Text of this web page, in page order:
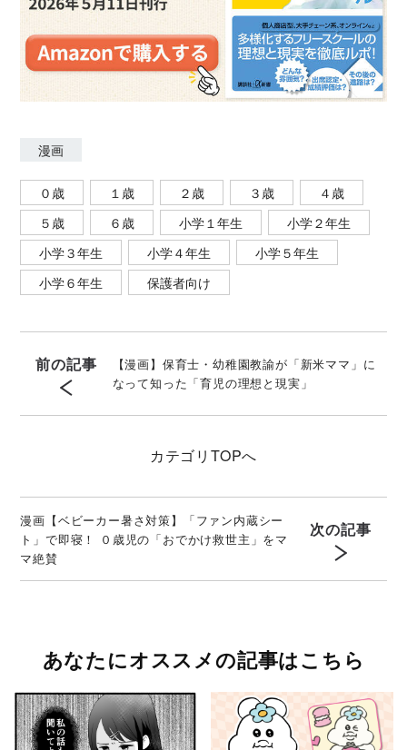
漫画
０歳 １歳 ２歳 ３歳
４歳
５歳
６歳 小学１年生
小学２年生
小学３年生
小学４年生
小学５年生
小学６年生
保護者向け
前の記事
【漫画】保育士・幼稚園教諭が「新米ママ」に
なって知った「育児の理想と現実」
カテゴリ TOPへ
漫画【ベビーカー暑さ対策】「ファン内蔵シー
ト」で即寝！ ０歳児の「おでかけ救世主」をマ
マ絶賛
次の記事
あなたにオススメの記事はこちら